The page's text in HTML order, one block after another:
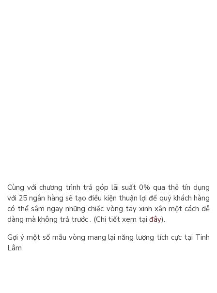
Cùng với chương trình trả góp lãi suất 0% qua thẻ tín dụng
với 25 ngân hàng sẽ tạo điều kiện thuận lợi để quý khách hàng
có thể sắm ngay những chiếc vòng tay xinh xắn một cách dễ
dàng mà không trả trước . (Chi tiết xem tại đây).
Gợi ý một số mẫu vòng mang lại năng lượng tích cực tại Tinh
Lâm